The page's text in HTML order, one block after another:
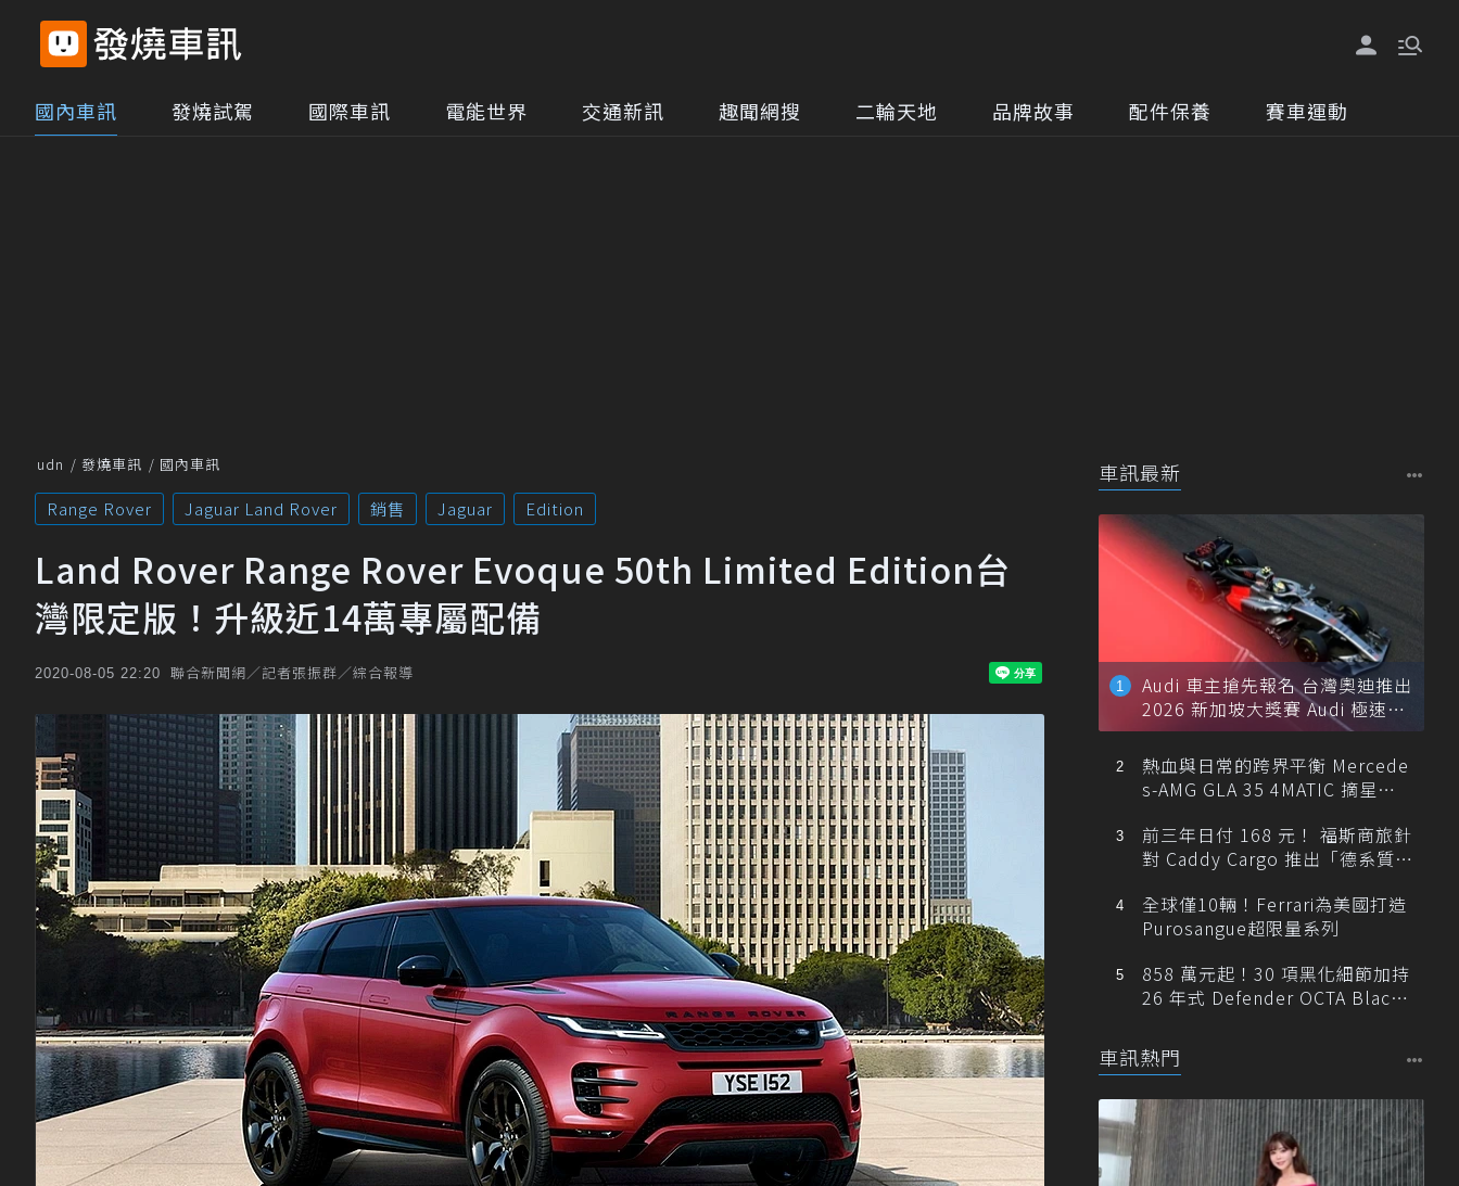
國內車訊 發燒試駕 國際車訊 電能世界 交通新訊 趣聞網搜 二輪天地 品牌故事 配件保養 賽車運動
udn 發燒車訊 國內車訊
Range Rover Jaguar Land Rover 銷售 Jaguar Edition
Land Rover Range Rover Evoque 50th Limited Edition台
灣限定版！升級近14萬專屬配備
2020-08-05 22:20 聯合新聞網／記者張振群／綜合報導
車訊最新
Audi 車主搶先報名 台灣奧迪推出
2026 新加坡大獎賽 Audi 極速之
旅
熱血與日常的跨界平衡 Mercede
s-AMG GLA 35 4MATIC 摘星版
前三年日付 168 元！ 福斯商旅針
對 Caddy Cargo 推出「德系質感
全球僅10輛！Ferrari為美國打造
Purosangue超限量系列
858 萬元起！30 項黑化細節加持
26 年式 Defender OCTA Black
車訊熱門